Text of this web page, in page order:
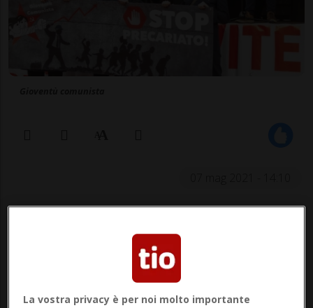
vivendo una situazione difficile,
caratterizzata da questa pandemia che ha
stravolto le nostre vite. Prima, però, non si
La vostra privacy è per noi molto importante